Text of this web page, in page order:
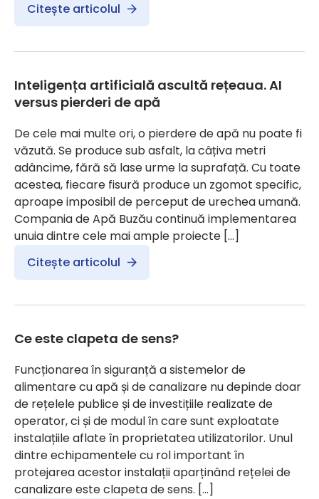
Citește articolul
Inteligența artificială ascultă rețeaua. AI
versus pierderi de apă
De cele mai multe ori, o pierdere de apă nu poate fi
văzută. Se produce sub asfalt, la câțiva metri
adâncime, fără să lase urme la suprafață. Cu toate
acestea, fiecare fisură produce un zgomot specific,
aproape imposibil de perceput de urechea umană.
Compania de Apă Buzău continuă implementarea
unuia dintre cele mai ample proiecte […]
Citește articolul
Ce este clapeta de sens?
Funcționarea în siguranță a sistemelor de
alimentare cu apă și de canalizare nu depinde doar
de rețelele publice și de investițiile realizate de
operator, ci și de modul în care sunt exploatate
instalațiile aflate în proprietatea utilizatorilor. Unul
dintre echipamentele cu rol important în
protejarea acestor instalații aparținând rețelei de
canalizare este clapeta de sens. […]